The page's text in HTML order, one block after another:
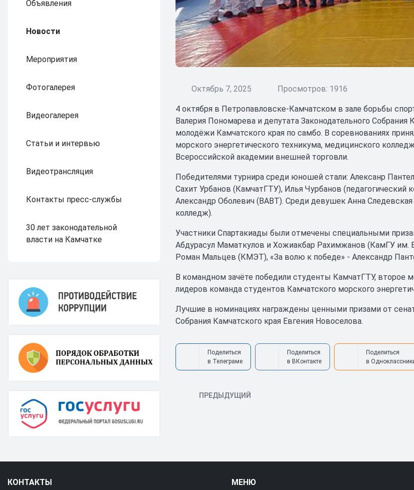
Объявления
Новости
Мероприятия
Фотогалерея
Видеогалерея
Статьи и интервью
Видеотрансляция
Контакты пресс-службы
30 лет законодательной
власти на Камчатке
Октябрь 7, 2025 Просмотров: 1916
4 октября в Петропавловске-Камчатском в зале борьбы
Валерия Пономарева и депутата Законодательного
молодёжи Камчатского края по самбо. В соревнованиях
морского энергетического техникума, медицинского
Всероссийской академии внешней торговли.
Победителями турнира среди юношей стали: Алексанр
Сахит Урбанов (КамчатГТУ), Илья Чурбанов
Александр Оболевич (ВАВТ). Среди девушек Анна
колледж).
Участники Спартакиады были отмечены специальными
Абдурасул Маматкулов и Хожиакбар Рахимжанов (КамГУ им.
Роман Мальцев (КМЭТ), «За волю к победе» - Александр
В командном зачёте победили студенты КамчатГТУ, второе
лидеров команда студентов Камчатского морского
Лучшие в номинациях награждены ценными призами от
Собрания Камчатского края Евгения Новоселова.
Поделиться
в Телеграме
Поделиться
в ВКонтакте
Поделиться
в
ПРЕДЫДУЩИЙ
КОНТАКТЫ МЕНЮ